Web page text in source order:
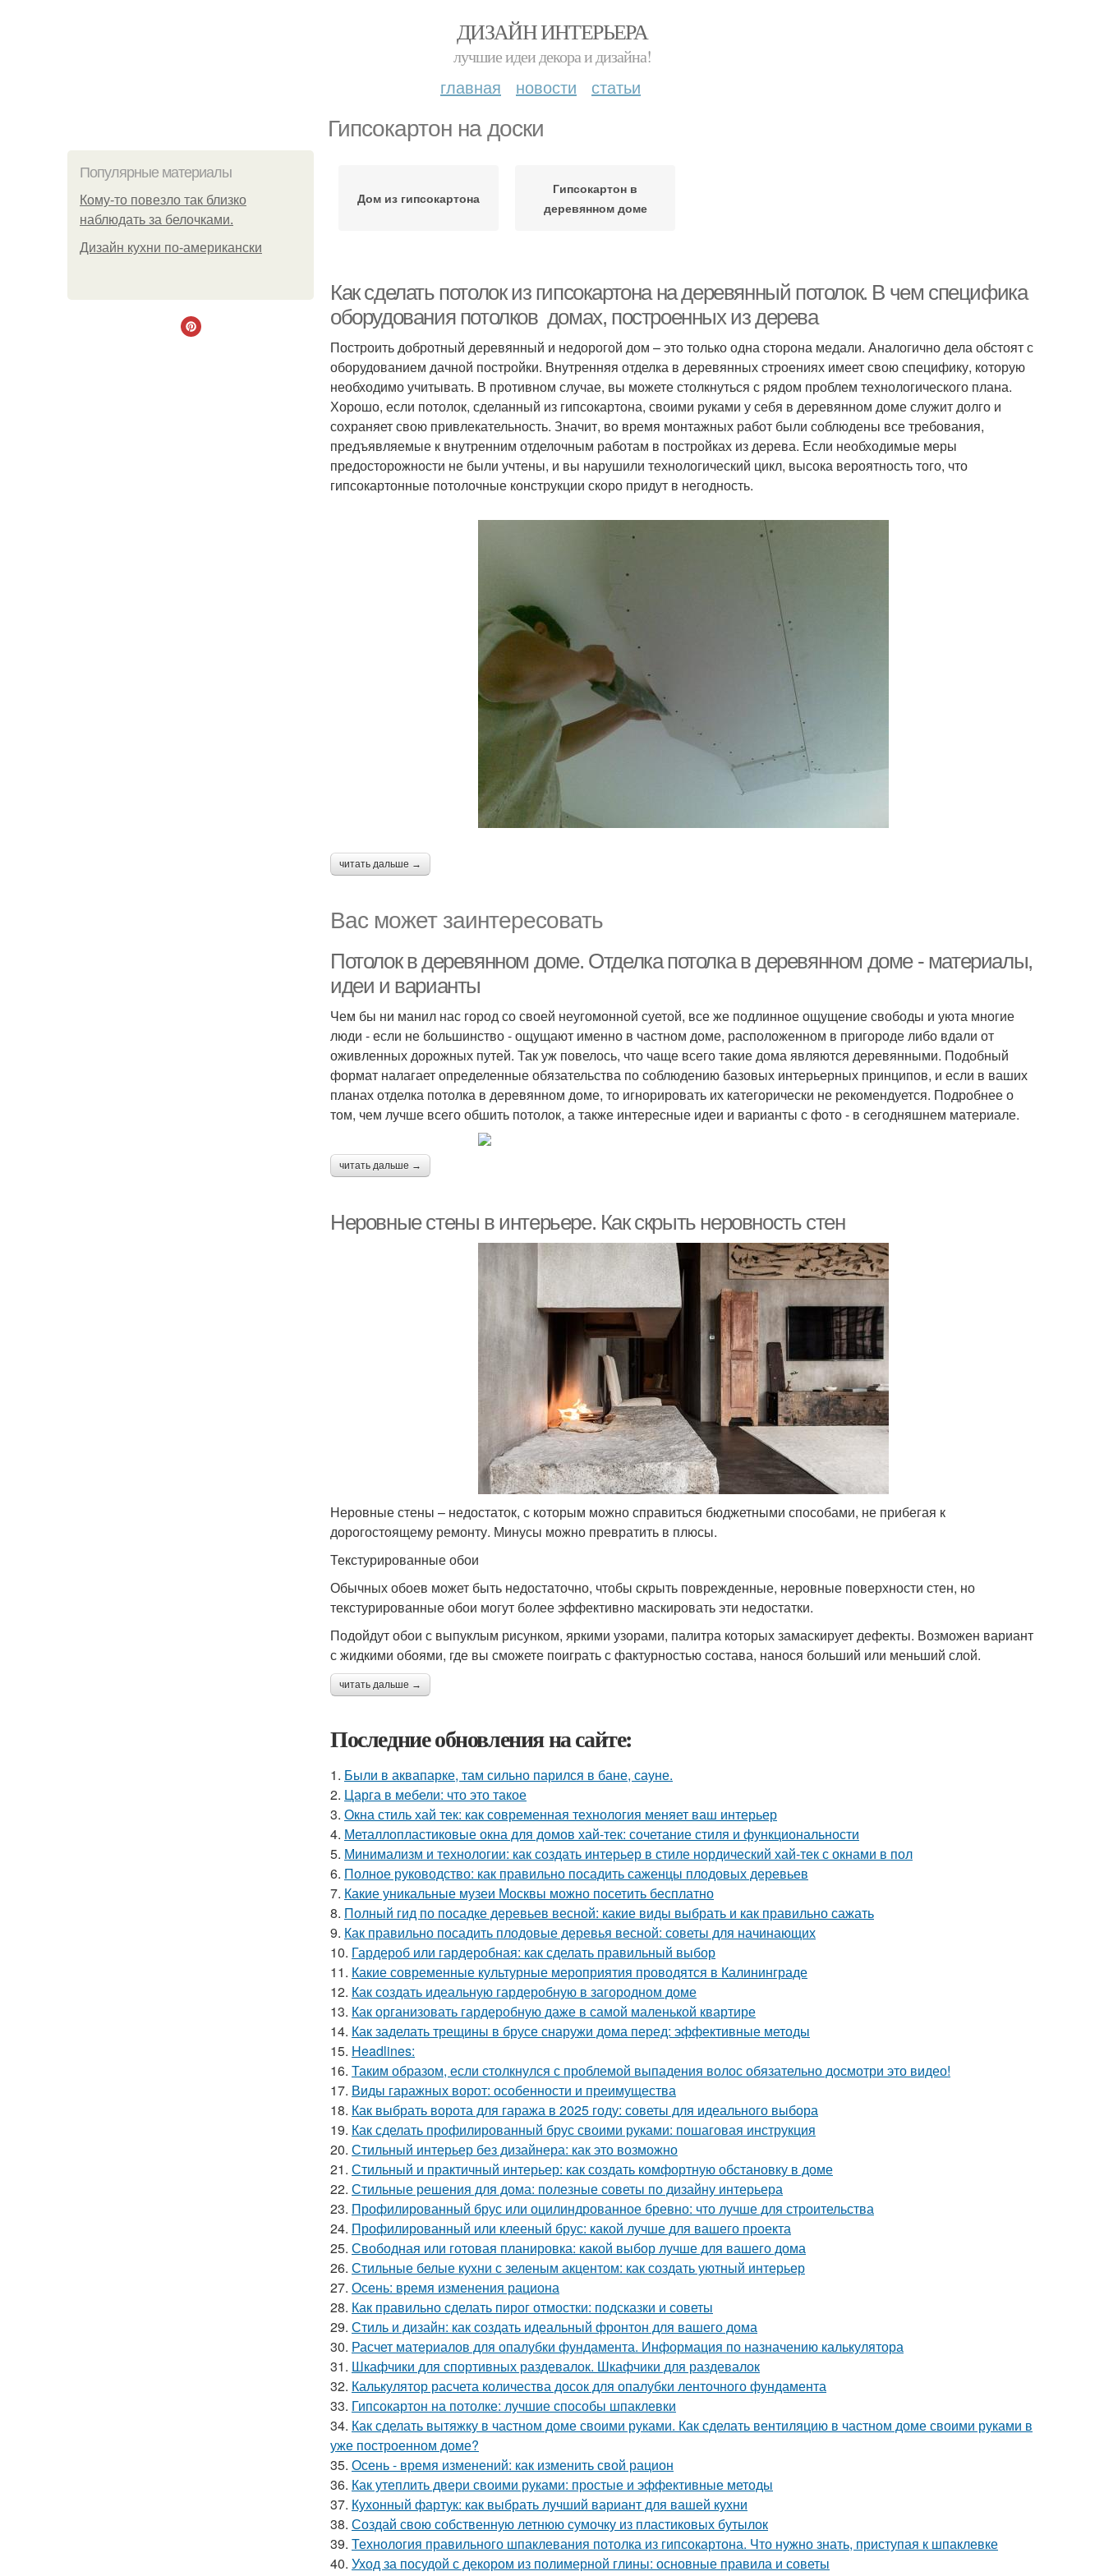
ДИЗАЙН ИНТЕРЬЕРА
лучшие идеи декора и дизайна!
главная новости статьи
Гипсокартон на доски
Популярные материалы
Кому-то повезло так близко
наблюдать за белочками.
Дизайн кухни по-американски
Дом из гипсокартона
Гипсокартон в
деревянном доме
Как сделать потолок из гипсокартона на деревянный потолок. В чем специфика
оборудования потолков домах, построенных из дерева
Построить добротный деревянный и недорогой дом – это только одна сторона медали. Аналогично дела обстоят с
оборудованием дачной постройки. Внутренняя отделка в деревянных строениях имеет свою специфику, которую
необходимо учитывать. В противном случае, вы можете столкнуться с рядом проблем технологического плана.
Хорошо, если потолок, сделанный из гипсокартона, своими руками у себя в деревянном доме служит долго и
сохраняет свою привлекательность. Значит, во время монтажных работ были соблюдены все требования,
предъявляемые к внутренним отделочным работам в постройках из дерева. Если необходимые меры
предосторожности не были учтены, и вы нарушили технологический цикл, высока вероятность того, что
гипсокартонные потолочные конструкции скоро придут в негодность.
читать дальше →
Вас может заинтересовать
Потолок в деревянном доме. Отделка потолка в деревянном доме - материалы,
идеи и варианты
Чем бы ни манил нас город со своей неугомонной суетой, все же подлинное ощущение свободы и уюта многие
люди - если не большинство - ощущают именно в частном доме, расположенном в пригороде либо вдали от
оживленных дорожных путей. Так уж повелось, что чаще всего такие дома являются деревянными. Подобный
формат налагает определенные обязательства по соблюдению базовых интерьерных принципов, и если в ваших
планах отделка потолка в деревянном доме, то игнорировать их категорически не рекомендуется. Подробнее о
том, чем лучше всего обшить потолок, а также интересные идеи и варианты с фото - в сегодняшнем материале.
читать дальше →
Неровные стены в интерьере. Как скрыть неровность стен
Неровные стены – недостаток, с которым можно справиться бюджетными способами, не прибегая к
дорогостоящему ремонту. Минусы можно превратить в плюсы.
Текстурированные обои
Обычных обоев может быть недостаточно, чтобы скрыть поврежденные, неровные поверхности стен, но
текстурированные обои могут более эффективно маскировать эти недостатки.
Подойдут обои с выпуклым рисунком, яркими узорами, палитра которых замаскирует дефекты. Возможен вариант
с жидкими обоями, где вы сможете поиграть с фактурностью состава, нанося больший или меньший слой.
читать дальше →
Последние обновления на сайте:
1. Были в аквапарке, там сильно парился в бане, сауне.
2. Царга в мебели: что это такое
3. Окна стиль хай тек: как современная технология меняет ваш интерьер
4. Металлопластиковые окна для домов хай-тек: сочетание стиля и функциональности
5. Минимализм и технологии: как создать интерьер в стиле нордический хай-тек с окнами в пол
6. Полное руководство: как правильно посадить саженцы плодовых деревьев
7. Какие уникальные музеи Москвы можно посетить бесплатно
8. Полный гид по посадке деревьев весной: какие виды выбрать и как правильно сажать
9. Как правильно посадить плодовые деревья весной: советы для начинающих
10. Гардероб или гардеробная: как сделать правильный выбор
11. Какие современные культурные мероприятия проводятся в Калининграде
12. Как создать идеальную гардеробную в загородном доме
13. Как организовать гардеробную даже в самой маленькой квартире
14. Как заделать трещины в брусе снаружи дома перед: эффективные методы
15. Headlines:
16. Таким образом, если столкнулся с проблемой выпадения волос обязательно досмотри это видео!
17. Виды гаражных ворот: особенности и преимущества
18. Как выбрать ворота для гаража в 2025 году: советы для идеального выбора
19. Как сделать профилированный брус своими руками: пошаговая инструкция
20. Стильный интерьер без дизайнера: как это возможно
21. Стильный и практичный интерьер: как создать комфортную обстановку в доме
22. Стильные решения для дома: полезные советы по дизайну интерьера
23. Профилированный брус или оцилиндрованное бревно: что лучше для строительства
24. Профилированный или клееный брус: какой лучше для вашего проекта
25. Свободная или готовая планировка: какой выбор лучше для вашего дома
26. Стильные белые кухни с зеленым акцентом: как создать уютный интерьер
27. Осень: время изменения рациона
28. Как правильно сделать пирог отмостки: подсказки и советы
29. Стиль и дизайн: как создать идеальный фронтон для вашего дома
30. Расчет материалов для опалубки фундамента. Информация по назначению калькулятора
31. Шкафчики для спортивных раздевалок. Шкафчики для раздевалок
32. Калькулятор расчета количества досок для опалубки ленточного фундамента
33. Гипсокартон на потолке: лучшие способы шпаклевки
34. Как сделать вытяжку в частном доме своими руками. Как сделать вентиляцию в частном доме своими руками в
уже построенном доме?
35. Осень - время изменений: как изменить свой рацион
36. Как утеплить двери своими руками: простые и эффективные методы
37. Кухонный фартук: как выбрать лучший вариант для вашей кухни
38. Создай свою собственную летнюю сумочку из пластиковых бутылок
39. Технология правильного шпаклевания потолка из гипсокартона. Что нужно знать, приступая к шпаклевке
40. Уход за посудой с декором из полимерной глины: основные правила и советы